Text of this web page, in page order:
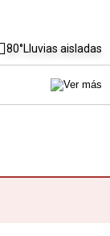
80°Lluvias aisladas